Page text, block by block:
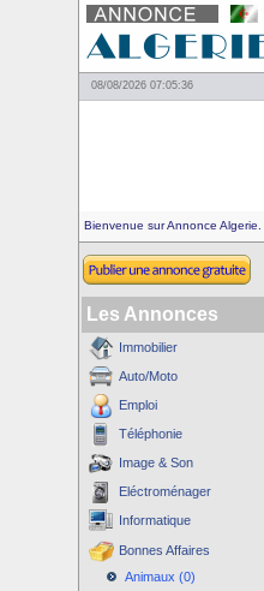
08/08/2026 07:05:36
Bienvenue sur Annonce Algerie.
Les Annonces
Immobilier
Auto/Moto
Emploi
Téléphonie
Image & Son
Eléctroménager
Informatique
Bonnes Affaires
Animaux (0)